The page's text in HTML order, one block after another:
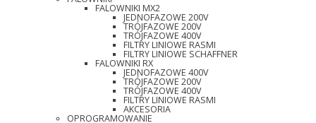
FALOWNIKI MX2
JEDNOFAZOWE 200V
TRÓJFAZOWE 200V
TRÓJFAZOWE 400V
FILTRY LINIOWE RASMI
FILTRY LINIOWE SCHAFFNER
FALOWNIKI RX
JEDNOFAZOWE 400V
TRÓJFAZOWE 200V
TRÓJFAZOWE 400V
FILTRY LINIOWE RASMI
AKCESORIA
OPROGRAMOWANIE